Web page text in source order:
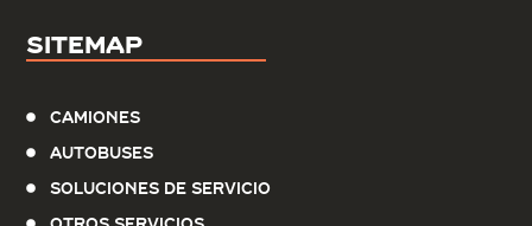
Sitemap
Camiones
Autobuses
Soluciones de servicio